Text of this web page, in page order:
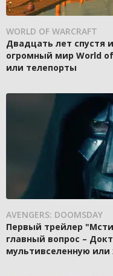
WORLD OF WARCRAFT
Двадцать лет спустя
огромный мир World
или телепорты
AVENGERS: DOOMSDAY
Первый трейлер
главный вопрос –
мультивселенную или